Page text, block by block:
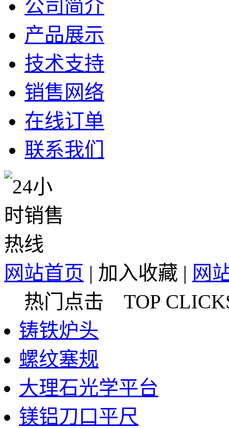
公司简介
产品展示
技术支持
销售网络
在线订单
联系我们
网站首页 | 加入收藏 | 网
热门点击 TOP
铸铁炉头
螺纹塞规
大理石光学平台
镁铝刀口平尺